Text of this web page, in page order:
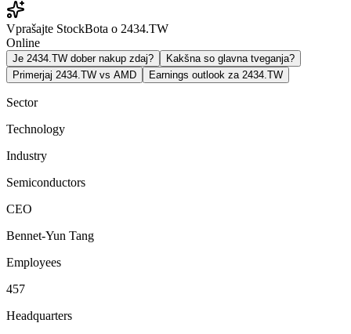
Vprašajte StockBota o 2434.TW
Online
Je 2434.TW dober nakup zdaj?
Kakšna so glavna tveganja?
Primerjaj 2434.TW vs AMD
Earnings outlook za 2434.TW
Sector
Technology
Industry
Semiconductors
CEO
Bennet-Yun Tang
Employees
457
Headquarters